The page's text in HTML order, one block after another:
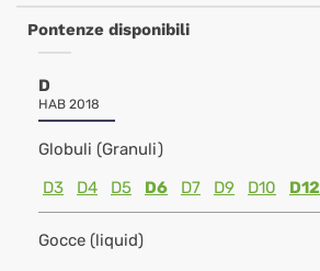
Pontenze disponibili
D
HAB 2018
Globuli (Granuli)
D3
D4 D5 D6 D7 D9 D10 D12
Gocce (liquid)